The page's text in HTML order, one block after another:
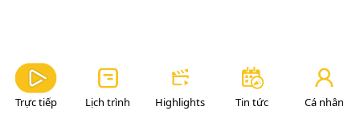
Trực tiếp Lịch trình Highlights Tin tức Cá nhân